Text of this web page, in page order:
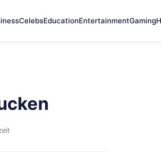
CelebsEducationEntertainmentGaming